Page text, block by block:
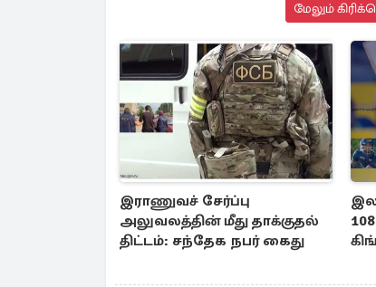
மேலும்
இராணுவச் சேர்ப்பு
அலுவலத்தின் மீது தாக்குதல்
திட்டம்: சந்தேக நபர் கைது